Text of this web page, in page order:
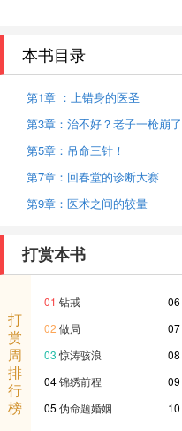
本书目录
第1章 ：上错身的医圣
第3章：治不好？老子一枪崩了
第5章：吊命三针！
第7章：回春堂的诊断大赛
第9章：医术之间的较量
打赏本书
打
赏
周
排
行
榜
01 钻戒
02 做局
03 惊涛骇浪
04锦绣前程
05 伪命题婚姻
06
07
08
09
10